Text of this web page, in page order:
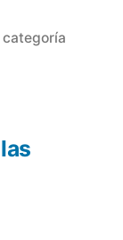
categoría